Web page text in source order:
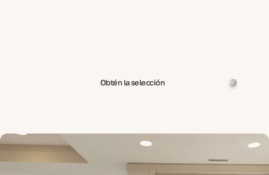
Obtén la selección